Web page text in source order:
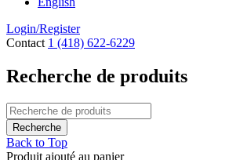
Login/Register
Contact 1 (418) 622-6229
Recherche de produits
Back to Top
Produit ajouté au panier